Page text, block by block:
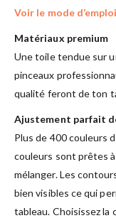
Voir le mode
Matériaux premium
Une toile tendue sur
pinceaux
qualité feront de ton
Ajustement parfait
Plus de 400 couleurs
couleurs sont prêtes à
mélanger. Les
bien visibles ce qui
tableau. Choisissez la